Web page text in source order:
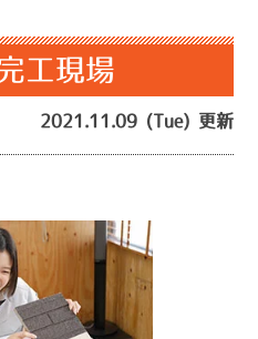
工現場
2021.11.09 (Tue) 更新